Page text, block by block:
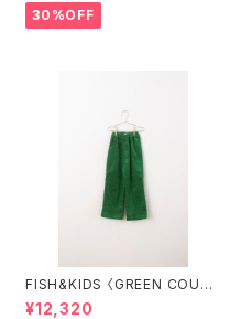
30%OFF
FISH&KIDS 〈GREEN COURD
ORY〉
¥12,320